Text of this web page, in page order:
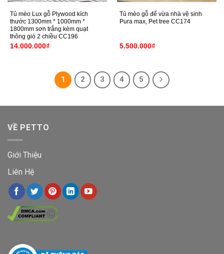
Tủ mèo Lux gỗ Plywood kích
thước 1300mm * 1000mm *
1800mm sơn trắng kèm quạt
thông gió 2 chiều CC196
14.000.000₫
Tủ mèo gỗ để vừa nhà vệ sinh
Pura max, Pet tree CC174
5.500.000₫
1 2 3 4 5
VỀ PETTO
Giới Thiệu
Liên Hệ